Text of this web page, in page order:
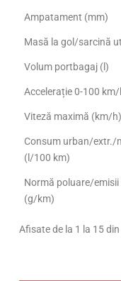
Ampatament (mm)
Masă la gol/sarcină
Volum portbagaj (l)
Accelerație 0-100
Viteză maximă (km/h)
Consum urban/extr./
(l/100 km)
Normă poluare/emisii
(g/km)
Afisate de la 1 la 15